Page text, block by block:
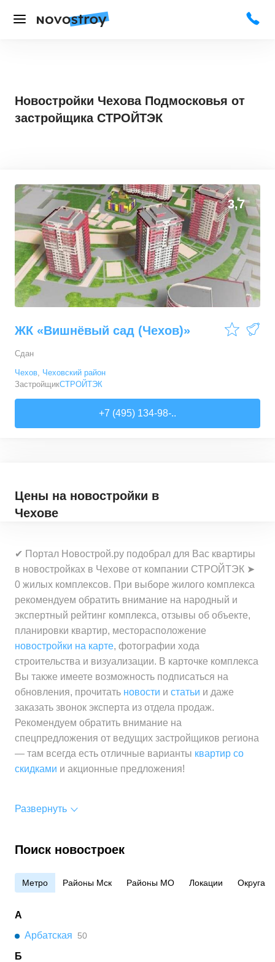
Новостройки Чехова Подмосковья от
застройщика СТРОЙТЭК
3,7
ЖК «Вишнёвый сад (Чехов)»
Сдан
Чехов, Чеховский район
ЗастройщикСТРОЙТЭК
+7 (495) 134-98-..
Цены на новостройки в
Чехове
✔ Портал Новострой.ру подобрал для Вас квартиры
в новостройках в Чехове от компании СТРОЙТЭК ➤
0 жилых комплексов. При выборе жилого комплекса
рекомендуем обратить внимание на народный и
экспертный рейтинг комплекса, отзывы об объекте,
планировки квартир, месторасположение
новостройки на карте, фотографии хода
строительства и визуализации. В карточке комплекса
Вы также имеете возможность подписаться на
обновления, прочитать новости и статьи и даже
заказать звонок эксперта из отдела продаж.
Рекомендуем обратить внимание на
спецпредложения от ведущих застройщиков региона
— там всегда есть отличные варианты квартир со
скидками и акционные предложения!
Развернуть
Поиск новостроек
Метро Районы Мск Районы МО Локации Округа
А
Арбатская
50
Б